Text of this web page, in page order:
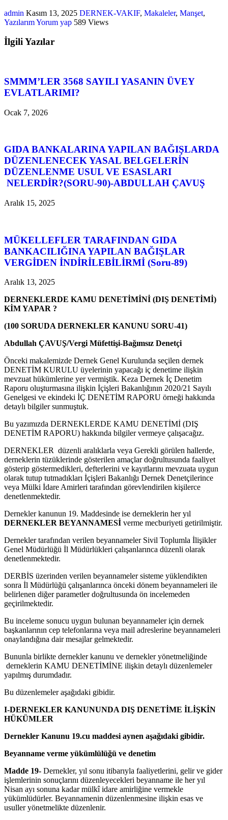
admin Kasım 13, 2025 DERNEK-VAKIF, Makaleler, Manşet,
YazılarımYorum yap 589 Views
İlgili Yazılar
SMMM’LER 3568 SAYILI YASANIN ÜVEY
EVLATLARIMI?
Ocak 7, 2026
GIDA BANKALARINA YAPILAN BAĞIŞLARDA
DÜZENLENECEK YASAL BELGELERİN
DÜZENLENME USUL VE ESASLARI
NELERDİR?(SORU-90)-ABDULLAH ÇAVUŞ
Aralık 15, 2025
MÜKELLEFLER TARAFINDAN GIDA
BANKACILIĞINA YAPILAN BAĞIŞLAR
VERGİDEN İNDİRİLEBİLİRMİ (Soru-89)
Aralık 13, 2025
DERNEKLERDE KAMU DENETİMİNİ (DIŞ DENETİMİ)
KİM YAPAR ?
(100 SORUDA DERNEKLER KANUNU SORU-41)
Abdullah ÇAVUŞ/Vergi Müfettişi-Bağımsız Denetçi
Önceki makalemizde Dernek Genel Kurulunda seçilen dernek
DENETİM KURULU üyelerinin yapacağı iç denetime ilişkin
mevzuat hükümlerine yer vermiştik. Keza Dernek İç Denetim
Raporu oluşturmasına ilişkin İçişleri Bakanlığının 2020/21 Sayılı
Genelgesi ve ekindeki İÇ DENETİM RAPORU örneği hakkında
detaylı bilgiler sunmuştuk.
Bu yazımızda DERNEKLERDE KAMU DENETİMİ (DIŞ
DENETİM RAPORU) hakkında bilgiler vermeye çalışacağız.
DERNEKLER düzenli aralıklarla veya Gerekli görülen hallerde,
derneklerin tüzüklerinde gösterilen amaçlar doğrultusunda faaliyet
gösterip göstermedikleri, defterlerini ve kayıtlarını mevzuata uygun
olarak tutup tutmadıkları İçişleri Bakanlığı Dernek Denetçilerince
veya Mülki İdare Amirleri tarafından görevlendirilen kişilerce
denetlenmektedir.
Dernekler kanunun 19. Maddesinde ise derneklerin her yıl
DERNEKLER BEYANNAMESİ verme mecburiyeti getirilmiştir.
Dernekler tarafından verilen beyannameler Sivil Toplumla İlişikler
Genel Müdürlüğü İl Müdürlükleri çalışanlarınca düzenli olarak
denetlenmektedir.
DERBİS üzerinden verilen beyannameler sisteme yüklendikten
sonra İl Müdürlüğü çalışanlarınca önceki dönem beyannameleri ile
belirlenen diğer parametler doğrultusunda ön incelemeden
geçirilmektedir.
Bu inceleme sonucu uygun bulunan beyannameler için dernek
başkanlarının cep telefonlarına veya mail adreslerine beyannameleri
onaylandığına dair mesajlar gelmektedir.
Bununla birlikte dernekler kanunu ve dernekler yönetmeliğinde
derneklerin KAMU DENETİMİNE ilişkin detaylı düzenlemeler
yapılmış durumdadır.
Bu düzenlemeler aşağıdaki gibidir.
I-DERNEKLER KANUNUNDA DIŞ DENETİME İLİŞKİN
HÜKÜMLER
Dernekler Kanunu 19.cu maddesi aynen aşağıdaki gibidir.
Beyanname verme yükümlülüğü ve denetim
Madde 19- Dernekler, yıl sonu itibarıyla faaliyetlerini, gelir ve gider
işlemlerinin sonuçlarını düzenleyecekleri beyanname ile her yıl
Nisan ayı sonuna kadar mülkî idare amirliğine vermekle
yükümlüdürler. Beyannamenin düzenlenmesine ilişkin esas ve
usuller yönetmelikte düzenlenir.